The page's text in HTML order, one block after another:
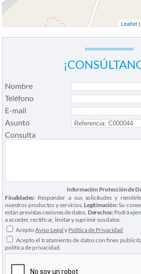
Leaflet|
Nombre
Teléfono
E-mail
Asunto
Consulta
Información Protección de
Finalidades: Responder a sus solicitudes y
nuestros productos y servicios. Legitimación:Su
están previstas cesiones de datos. Derechos: Podrá
a acceder, rectificar, limitar y suprimir sus datos.
AceptoAviso Legal y Política de Privacidad
Acepto el tratamiento de datos con fines
política de privacidad.